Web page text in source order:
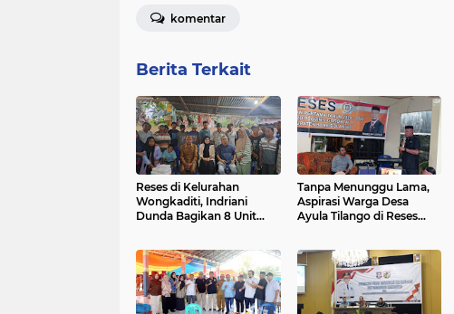
komentar
Berita Terkait
Reses di Kelurahan
Wongkaditi, Indriani
Dunda Bagikan 8 Unit
Tanpa Menunggu Lama,
Aspirasi Warga Desa
Ayula Tilango di Reses